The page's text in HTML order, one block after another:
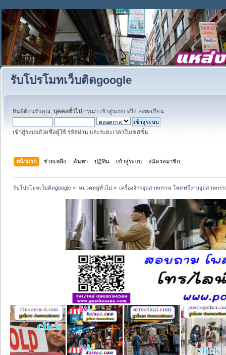
รับโปรโมทเว็บติดgoogle
ยินดีต้อนรับคุณ, บุคคลทั่วไป กรุณา เข้าสู่ระบบ หรือ ลงทะเบียน
เข้าสู่ระบบด้วยชื่อผู้ใช้ รหัสผ่าน และระยะเวลาในเซสชั่น
หน้าแรก ช่วยเหลือ ค้นหา ปฏิทิน เข้าสู่ระบบ สมัครสมาชิก
รับโปรโมทเว็บติดgoogle » หมวดหมู่ทั่วไป» เครื่องจักรอุตสาหกรรม โพสฟรีงานอุตสาหกร